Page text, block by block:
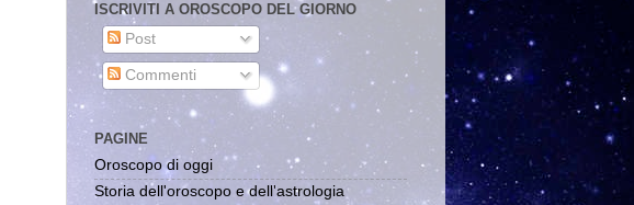
ISCRIVITI A OROSCOPO DEL GIORNO
Post
Commenti
PAGINE
Oroscopo di oggi
Storia dell'oroscopo e dell'astrologia